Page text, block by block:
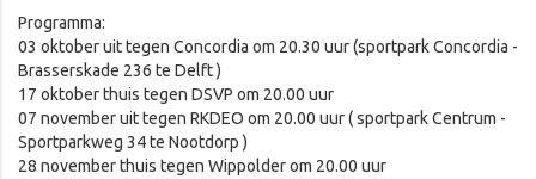
Programma:
03 oktober uit tegen Concordia om 20.30 uur (sportpark Concordia -
Brasserskade 236 te Delft )
17 oktober thuis tegen DSVP om 20.00 uur
07 november uit tegen RKDEO om 20.00 uur ( sportpark Centrum -
Sportparkweg 34 te Nootdorp )
28 november thuis tegen Wippolder om 20.00 uur